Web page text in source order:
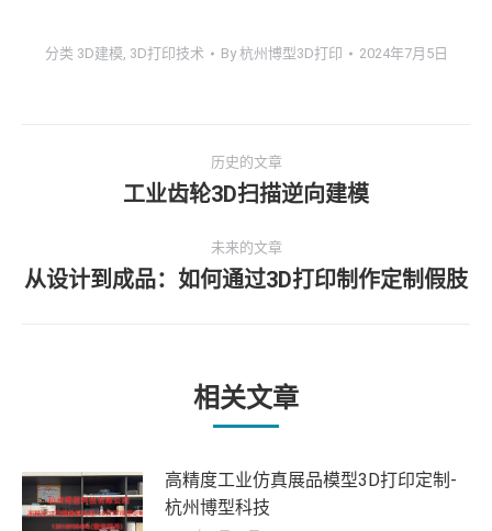
分类 3D建模 3D打印技术 By杭州博型3D打印 2024年7月5日
航
历史的文章
历
的
文
工业齿轮3D扫描逆向建模
未来的文章
未
章：
从设计到成品：如何通过3D打印制作定制假肢
相关文章
高精度工业仿真展品模型3D打印定制-
杭州博型科技